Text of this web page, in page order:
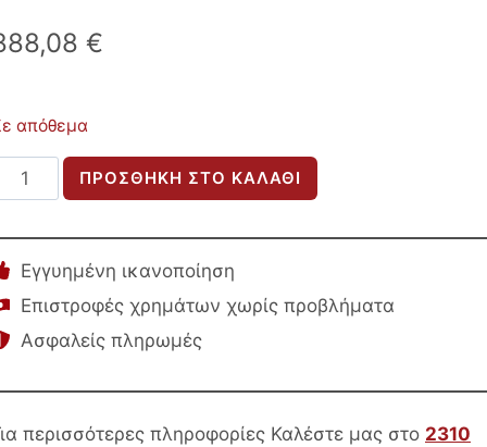
€
απόθεμα
ΠΡΟΣΘΉΚΗ ΣΤΟ ΚΑΛΆΘΙ
Εγγυημένη ικανοποίηση
Επιστροφές χρημάτων χωρίς προβλήματα
Ασφαλείς πληρωμές
περισσότερες πληροφορίες Καλέστε μας στο 2310